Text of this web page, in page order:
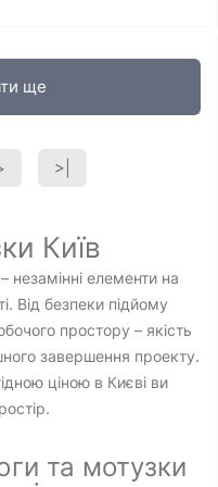
ще
>|
Київ
незамінні елементи на
Від безпеки підйому
простору – якість
завершення проекту.
ціною в Києві ви
та мотузки